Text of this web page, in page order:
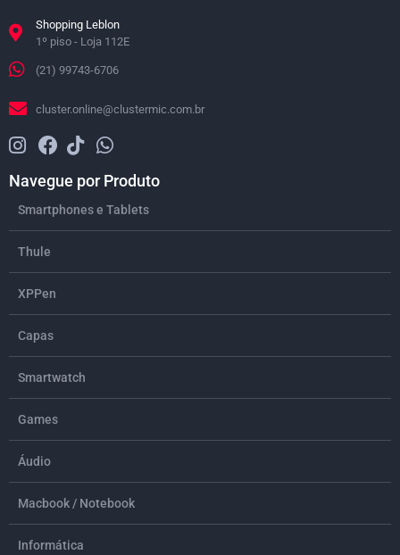
Shopping Leblon
1º piso - Loja 112E
(21) 99743-6706
cluster.online@clustermic.com.br
Navegue por Produto
Smartphones e Tablets
Thule
XPPen
Capas
Smartwatch
Games
Áudio
Macbook / Notebook
Informática